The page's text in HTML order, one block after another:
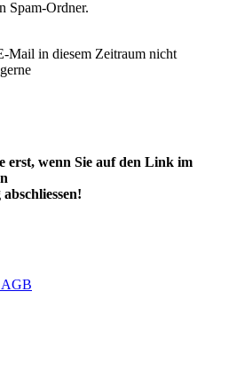
Spam-Ordner.
Mail in diesem Zeitraum nicht
erst, wenn Sie auf den Link im
AGB